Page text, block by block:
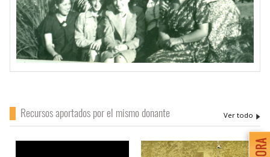
Recursos aportados por el mismo donante